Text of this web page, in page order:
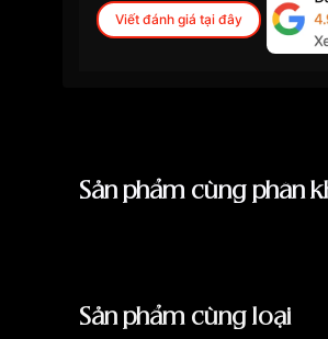
Viết đánh giá tại đây
Sản phẩm cùng phân
Sản phẩm cùng loại